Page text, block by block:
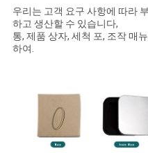
우리는 고객 요구 사항에 따라
하고 생산할 수 있습니다,
통, 제품 상자, 세척 포, 조작 매
하여.